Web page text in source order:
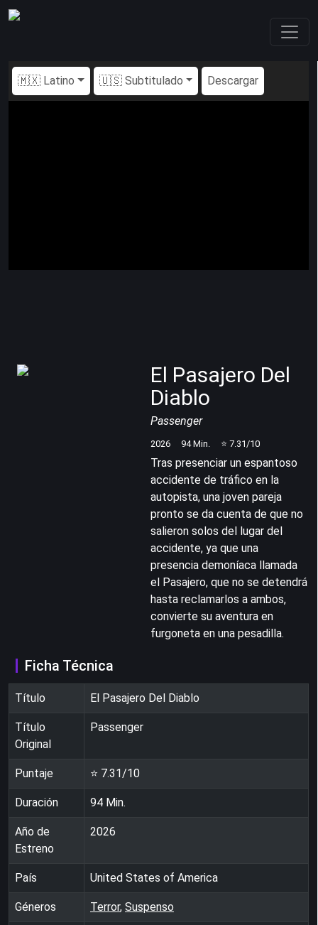
🇲🇽 Latino 🇺🇸 Subtitulado Descargar
El Pasajero Del
Diablo
Passenger
2026 94Min. ⭐ 7.31 /10
Tras presenciar un espantoso
accidente de tráfico en la
autopista, una joven pareja
pronto se da cuenta de que no
salieron solos del lugar del
accidente, ya que una
presencia demoníaca llamada
el Pasajero, que no se detendrá
hasta reclamarlos a ambos,
convierte su aventura en
furgoneta en una pesadilla.
Ficha Técnica
Título El Pasajero Del Diablo
Título
Original
Passenger
Puntaje ⭐ 7.31/10
Duración 94 Min.
Año de
Estreno
2026
País United States of America
Géneros Terror, Suspenso